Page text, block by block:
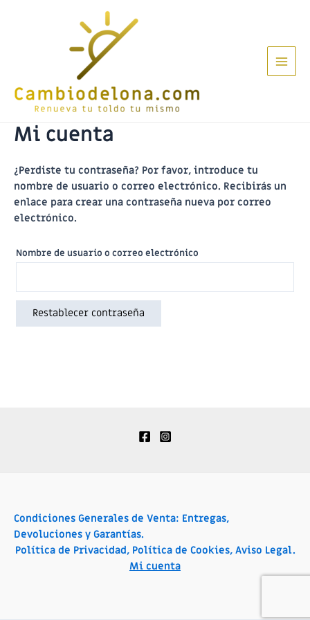
Main
Mi cuenta
¿Perdiste tu contraseña? Por favor, introduce tu
nombre de usuario o correo electrónico. Recibirás un
enlace para crear una contraseña nueva por correo
electrónico.
Nombre de usuario o correo electrónico
Restablecer contraseña
Condiciones Generales de Venta: Entregas,
Devoluciones y Garantías.
Política de Privacidad, Política de Cookies, Aviso Legal.
Mi cuenta